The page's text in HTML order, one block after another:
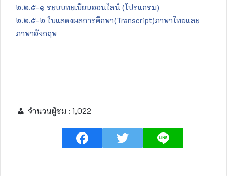
๒.๒.๕-๑ ระบบทะเบียนออนไลน์ (โปรแกรม)
๒.๒.๕-๒ ใบแสดงผลการศึกษา(Transcript)ภาษาไทยและ
ภาษาอังกฤษ
จำนวนผู้ชม : 1,022